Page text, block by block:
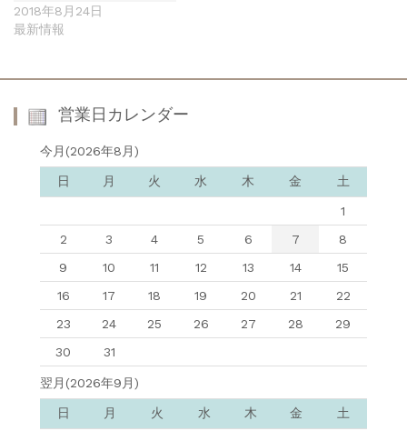
2018年8月24日
最新情報
営業日カレンダー
今月(2026年8月)
日 月 火 水 木 金 土
1
2
3 4 5 6 7
8
9
10 11 12 13 14
15
16
17 18 19 20 21
22
23
24 25 26 27 28
29
30
31
翌月(2026年9月)
日 月 火 水 木 金 土